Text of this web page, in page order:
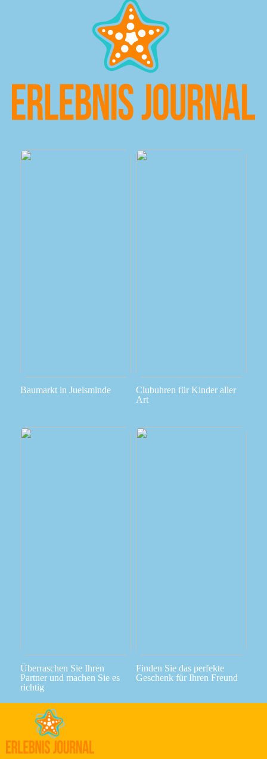
Baumarkt in Juelsminde
Clubuhren für Kinder aller
Art
Überraschen Sie Ihren
Partner und machen Sie es
richtig
Finden Sie das perfekte
Geschenk für Ihren Freund